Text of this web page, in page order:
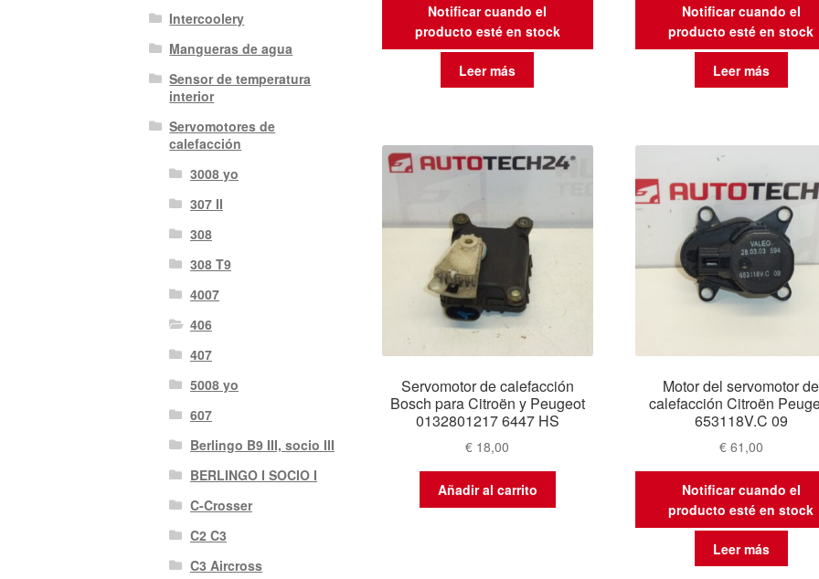
Notificar cuando el
producto esté en stock
Leer más
Notificar cuando el
producto esté en stock
Leer más
Servomotor de calefacción
Bosch para Citroën y Peugeot
0132801217 6447 HS
€ 18,00
Añadir al carrito
Motor del servomotor de
calefacción Citroën
653118V.C 09
€61,00
Notificar cuando el
producto esté en stock
Leer más
Intercoolery
Mangueras de agua
Sensor de temperatura
interior
Servomotores de
calefacción
3008 yo
307 II
308
308 T9
4007
406
407
5008 yo
607
Berlingo B9 III, socio III
BERLINGO I SOCIO I
C-Crosser
C2 C3
C3 Aircross